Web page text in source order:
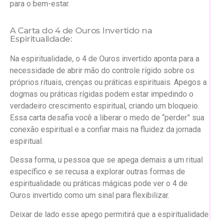
para o bem-estar.
A Carta do 4 de Ouros Invertido na
Espiritualidade:
Na espiritualidade, o 4 de Ouros invertido aponta para a
necessidade de abrir mão do controle rígido sobre os
próprios rituais, crenças ou práticas espirituais. Apegos a
dogmas ou práticas rígidas podem estar impedindo o
verdadeiro crescimento espiritual, criando um bloqueio.
Essa carta desafia você a liberar o medo de “perder” sua
conexão espiritual e a confiar mais na fluidez da jornada
espiritual.
Dessa forma, u pessoa que se apega demais a um ritual
específico e se recusa a explorar outras formas de
espiritualidade ou práticas mágicas pode ver o 4 de
Ouros invertido como um sinal para flexibilizar.
Deixar de lado esse apego permitirá que a espiritualidade